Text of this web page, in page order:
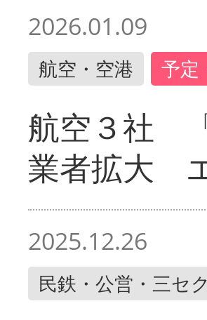
2026.01.09
航空・空港 予定
航空３社
業者拡大
2025.12.26
民鉄・公営・三セク